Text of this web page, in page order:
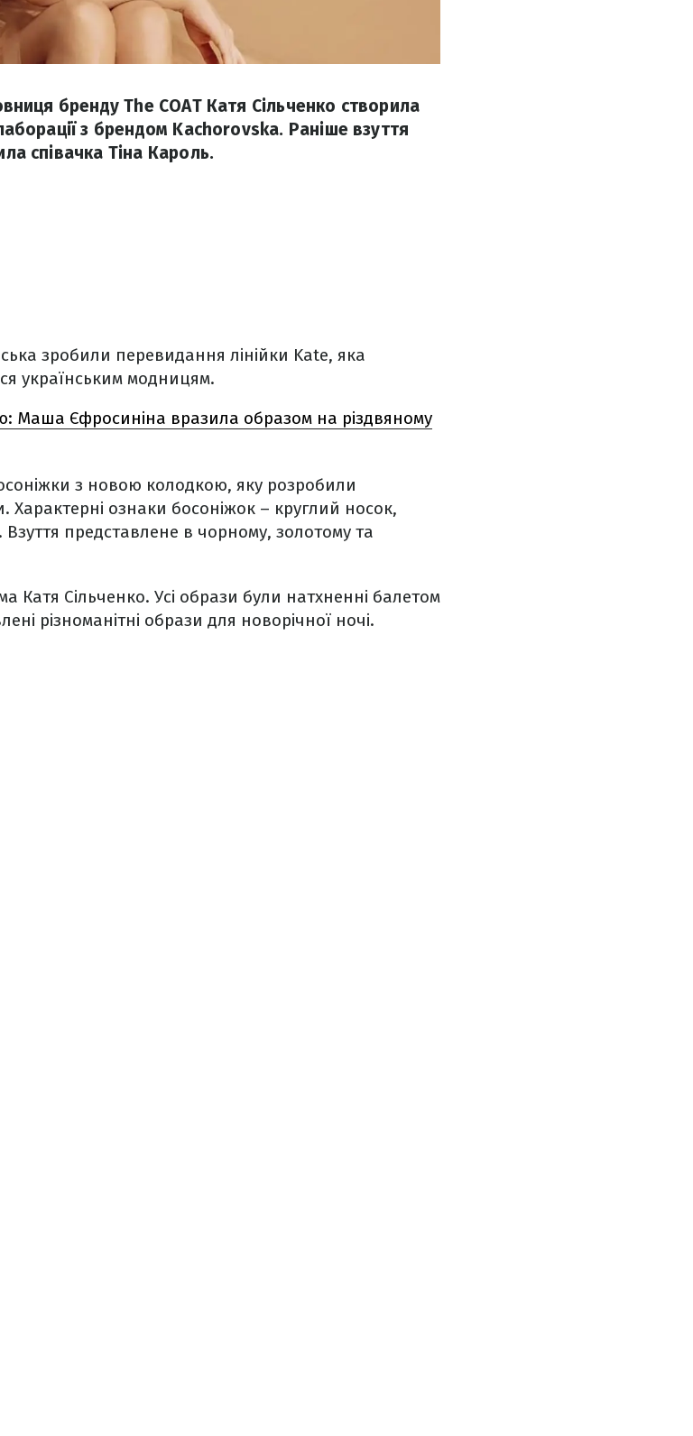
бренду The COAT Катя Сільченко створила
з брендом Kachorovska. Раніше взуття
співачка Тіна Кароль.
зробили перевидання лінійки Kate, яка
українським модницям.
Маша Єфросиніна вразила образом на різдвяному
з новою колодкою, яку розробили
Характерні ознаки босоніжок – круглий носок,
Взуття представлене в чорному, золотому та
Катя Сільченко. Усі образи були натхненні балетом
різноманітні образи для новорічної ночі.